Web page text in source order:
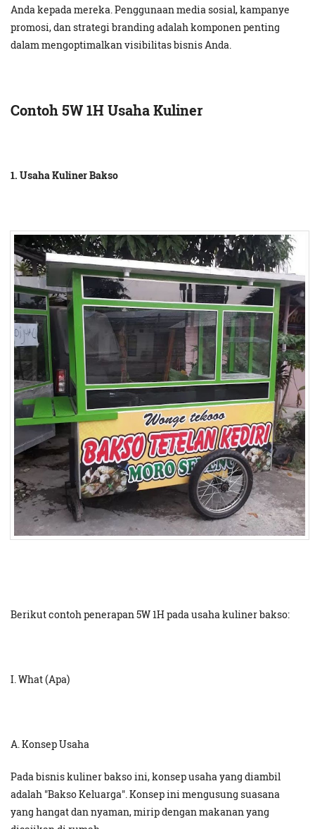
Anda kepada mereka. Penggunaan media sosial, kampanye
promosi, dan strategi branding adalah komponen penting
dalam mengoptimalkan visibilitas bisnis Anda.
Contoh 5W 1H Usaha Kuliner
1. Usaha Kuliner Bakso
Berikut contoh penerapan 5W 1H pada usaha kuliner bakso:
I. What (Apa)
A. Konsep Usaha
Pada bisnis kuliner bakso ini, konsep usaha yang diambil
adalah "Bakso Keluarga". Konsep ini mengusung suasana
yang hangat dan nyaman, mirip dengan makanan yang